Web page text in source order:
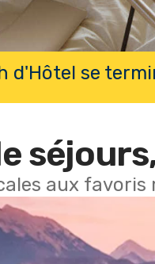
d'Hôtel se
aux